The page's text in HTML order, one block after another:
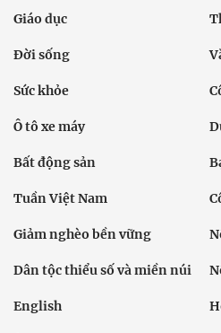
Giáo dục
Đời sống
Sức khỏe
Ô tô xe máy
Bất động sản
Tuần Việt Nam
Giảm nghèo bền vững
Dân tộc thiểu số và miền núi
English